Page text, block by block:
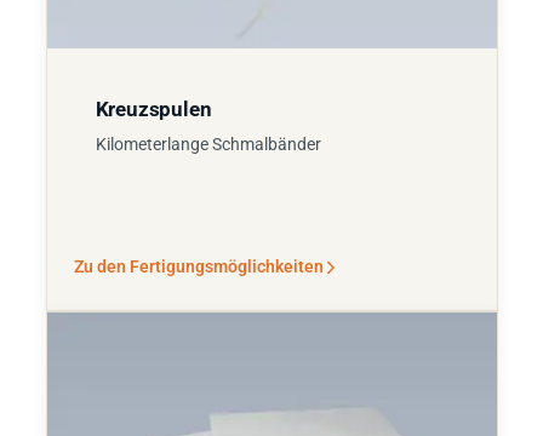
Kreuzspulen
Kilometerlange Schmalbänder
Zu den Fertigungsmöglichkeiten